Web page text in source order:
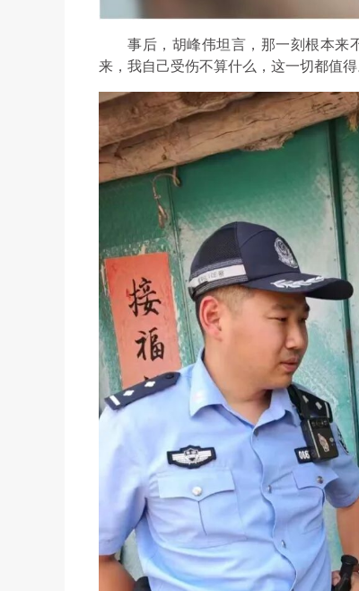
事后，胡峰伟坦言，那一刻根本来
来，我自己受伤不算什么，这一切都值得